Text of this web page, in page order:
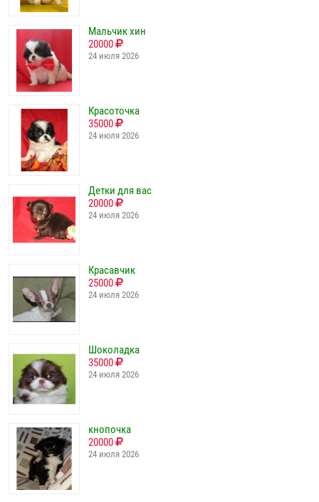
Мальчик хин
20000
24 июля 2026
Красоточка
35000
24 июля 2026
Детки для вас
20000
24 июля 2026
Красавчик
25000
24 июля 2026
Шоколадка
35000
24 июля 2026
кнопочка
20000
24 июля 2026